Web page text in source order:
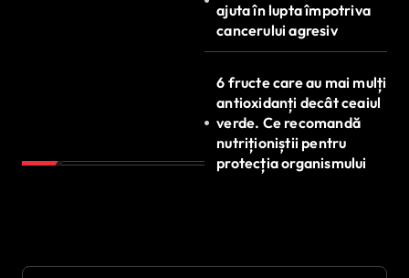
ajuta în lupta împotriva
cancerului agresiv
6 fructe care au mai mulți
antioxidanți decât ceaiul
verde. Ce recomandă
nutriționiștii pentru
protecția organismului